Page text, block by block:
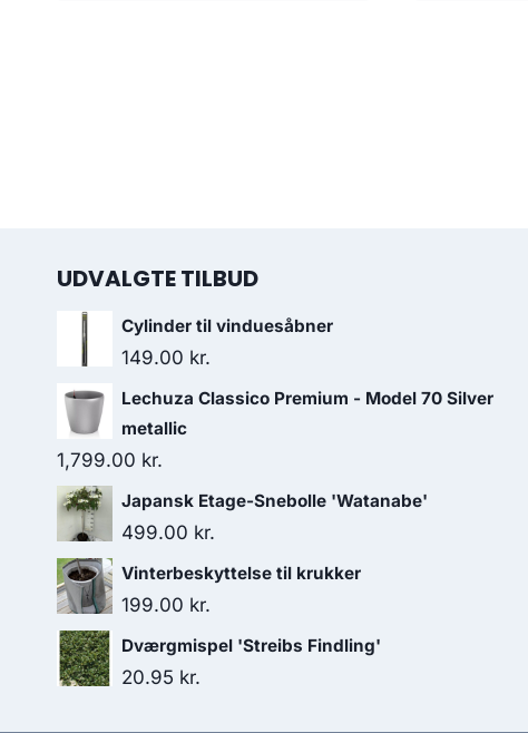
UDVALGTE TILBUD
Cylinder til vinduesåbner
149.00 kr.
Lechuza Classico Premium - Model 70 Silver
metallic
1,799.00 kr.
Japansk Etage-Snebolle 'Watanabe'
499.00 kr.
Vinterbeskyttelse til krukker
199.00 kr.
Dværgmispel 'Streibs Findling'
20.95 kr.